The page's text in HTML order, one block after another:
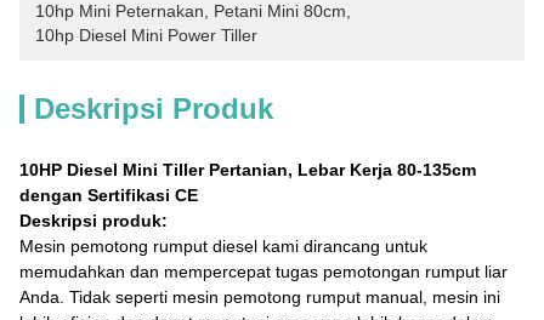
10hp Mini Peternakan
Petani Mini 80cm
10hp Diesel Mini Power Tiller
Deskripsi Produk
10HP Diesel Mini Tiller Pertanian, Lebar Kerja 80-135cm
dengan Sertifikasi CE
Deskripsi produk:
Mesin pemotong rumput diesel kami dirancang untuk
memudahkan dan mempercepat tugas pemotongan rumput liar
Anda. Tidak seperti mesin pemotong rumput manual, mesin ini